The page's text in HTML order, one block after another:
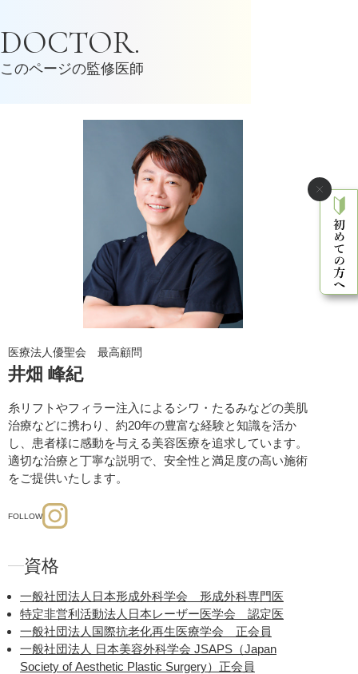
白玉点滴（グルタチオン）
お肌になりたい方、体の中から
ダウンタイム：特になし
美容点滴・美容注射 疲労回復
NMN点滴
NMN点滴
は、ハーバード大学
最新のアンチエイジング点滴療
ダウンタイム：特になし
美容点滴・美容注射
エクソソーム点滴
ダウンタイム：特になし
美容点滴・美容注射
サイトカイン（ベビースキン）
点滴
美白点滴(トラネキサム酸)
美白・美肌点滴には、トランサ
います。
DOCTOR.
このページの監修医師
医療法人優聖会 最高顧問
井畑 峰紀
糸リフトやフィラー注入によるシワ・たるみなどの美肌
治療などに携わり、約20年の豊富な経験と知識を活か
し、患者様に感動を与える美容医療を追求しています。
適切な治療と丁寧な説明で、安全性と満足度の高い施術
をご提供いたします。
FOLLOW
資格
一般社団法人日本形成外科学会 形成外科専門医
特定非営利活動法人日本レーザー医学会 認定医
一般社団法人国際抗老化再生医療学会 正会員
一般社団法人 日本美容外科学会 JSAPS（Japan
Society of Aesthetic Plastic Surgery）正会員